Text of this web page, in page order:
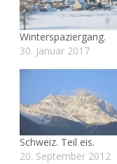
Winterspaziergang.
30. Januar 2017
Schweiz. Teil eis.
20. September 2012